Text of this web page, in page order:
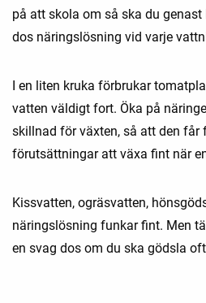
på att skola om så ska du
dos näringslösning vid varje
I en liten kruka förbrukar
vatten väldigt fort. Öka på
skillnad för växten, så att den får
förutsättningar att växa fint när
Kissvatten, ogräsvatten,
näringslösning funkar fint. Men
en svag dos om du ska gödsla